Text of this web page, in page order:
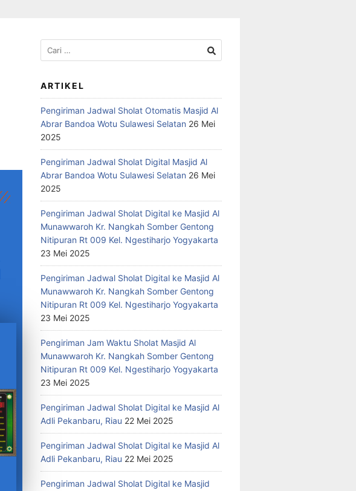
ARTIKEL
Pengiriman Jadwal Sholat Otomatis Masjid Al
Abrar Bandoa Wotu Sulawesi Selatan 26 Mei
2025
Pengiriman Jadwal Sholat Digital Masjid Al
Abrar Bandoa Wotu Sulawesi Selatan 26 Mei
2025
Pengiriman Jadwal Sholat Digital ke Masjid Al
Munawwaroh Kr. Nangkah Somber Gentong
Nitipuran Rt 009 Kel. Ngestiharjo Yogyakarta
23 Mei 2025
Pengiriman Jadwal Sholat Digital ke Masjid Al
Munawwaroh Kr. Nangkah Somber Gentong
Nitipuran Rt 009 Kel. Ngestiharjo Yogyakarta
23 Mei 2025
Pengiriman Jam Waktu Sholat Masjid Al
Munawwaroh Kr. Nangkah Somber Gentong
Nitipuran Rt 009 Kel. Ngestiharjo Yogyakarta
23 Mei 2025
Pengiriman Jadwal Sholat Digital ke Masjid Al
Adli Pekanbaru, Riau 22 Mei 2025
Pengiriman Jadwal Sholat Digital ke Masjid Al
Adli Pekanbaru, Riau 22 Mei 2025
Pengiriman Jadwal Sholat Digital ke Masjid